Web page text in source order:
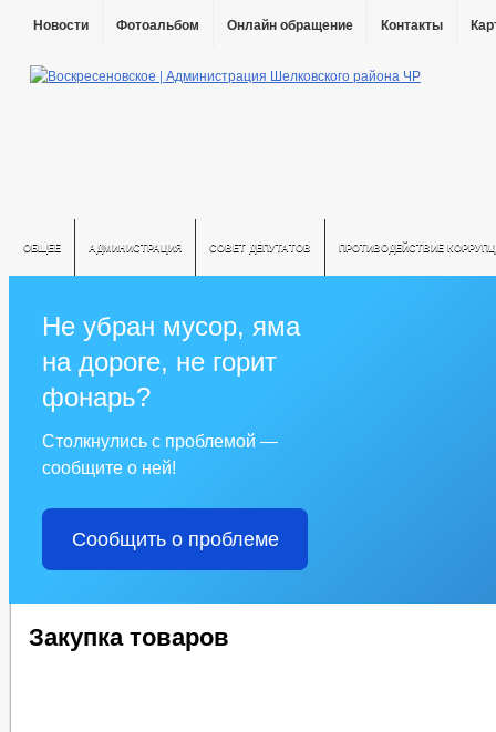
Новости Фотоальбом Онлайн обращение Контакты
ОБЩЕЕ АДМИНИСТРАЦИЯ СОВЕТ ДЕПУТАТОВ ПРОТИВОДЕЙСТВИЕ
Не убран мусор, яма
на дороге, не горит
фонарь?
Столкнулись с проблемой —
сообщите о ней!
Сообщить о проблеме
Закупка товаров